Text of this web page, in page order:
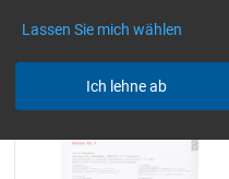
Lassen Sie mich wählen
Ich lehne ab